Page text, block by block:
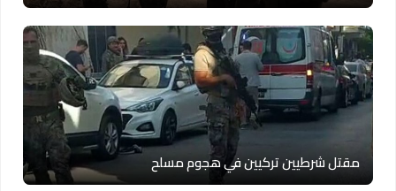
مقتل شرطيين تركيين في هجوم مسلح